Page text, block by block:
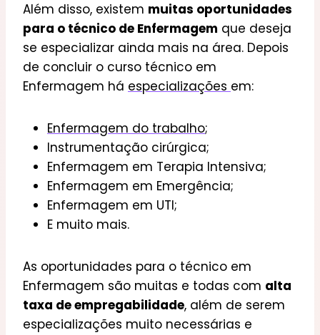
Além disso, existem muitas oportunidades
para o técnico de Enfermagem que deseja
se especializar ainda mais na área. Depois
de concluir o curso técnico em
Enfermagem há especializações em:
Enfermagem do trabalho;
Instrumentação cirúrgica;
Enfermagem em Terapia Intensiva;
Enfermagem em Emergência;
Enfermagem em UTI;
E muito mais.
As oportunidades para o técnico em
Enfermagem são muitas e todas com alta
taxa de empregabilidade, além de serem
especializações muito necessárias e